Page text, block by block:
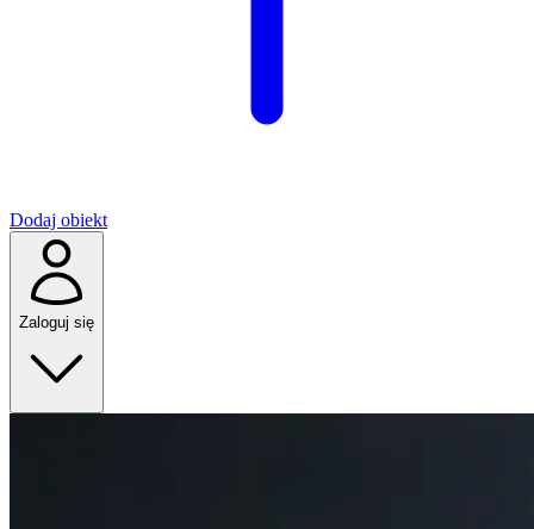
Dodaj obiekt
Zaloguj się